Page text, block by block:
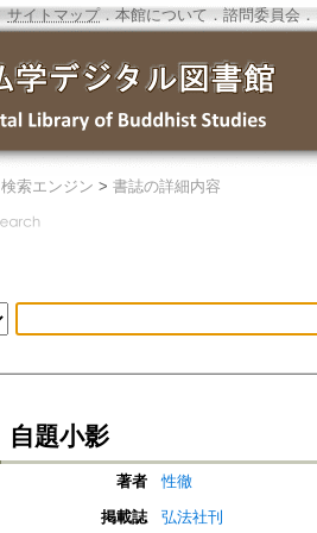
サイトマップ．本館について ． 諮問委員会 ．
検索エンジン > 書誌の詳細内容
自題小影
著者
性徹
掲載誌
弘法社刊